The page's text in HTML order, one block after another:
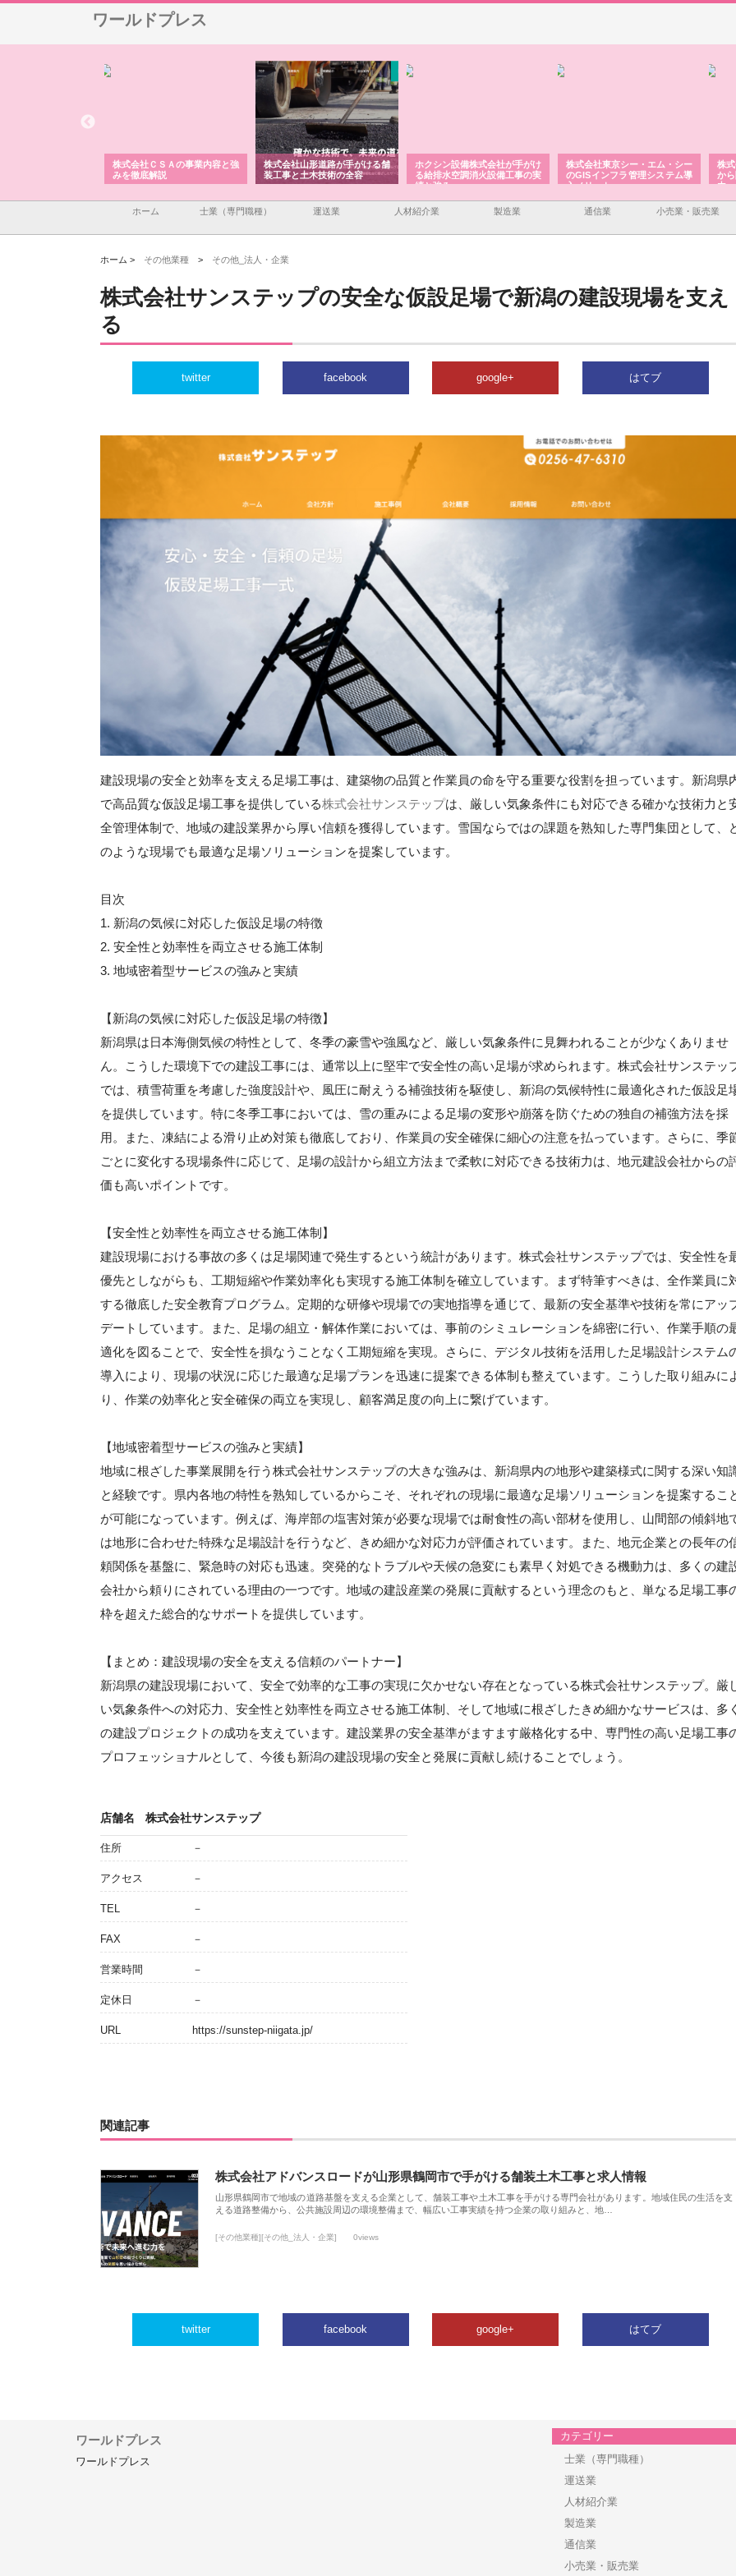
ワールドプレス
株式会社ＣＳＡの事業内容と強
みを徹底解説
株式会社山形道路が手がける舗
装工事と土木技術の全容
ホクシン設備株式会社が手がけ
る給排水空調消火設備工事の実
績と強み
株式会社東京シー・エム・シー
のGISインフラ管理システム導
入メリット
株
か
由
ホーム 士業（専門職種） 運送業 人材紹介業 製造業 通信業 小売業・販売業
ホーム > その他業種 > その他_法人・企業
株式会社サンステップの安全な仮設足場で新潟の建設現場を支え
る
twitter facebook google+ はてブ
建設現場の安全と効率を支える足場工事は、建築物の品質と作業員の命を守る重要な役割を担っています。新潟県
で高品質な仮設足場工事を提供している株式会社サンステップは、厳しい気象条件にも対応できる確かな技術力と
全管理体制で、地域の建設業界から厚い信頼を獲得しています。雪国ならではの課題を熟知した専門集団として、
のような現場でも最適な足場ソリューションを提案しています。
目次
1. 新潟の気候に対応した仮設足場の特徴
2. 安全性と効率性を両立させる施工体制
3. 地域密着型サービスの強みと実績
【新潟の気候に対応した仮設足場の特徴】
新潟県は日本海側気候の特性として、冬季の豪雪や強風など、厳しい気象条件に見舞われることが少なくありませ
ん。こうした環境下での建設工事には、通常以上に堅牢で安全性の高い足場が求められます。株式会社サンステッ
では、積雪荷重を考慮した強度設計や、風圧に耐えうる補強技術を駆使し、新潟の気候特性に最適化された仮設足
を提供しています。特に冬季工事においては、雪の重みによる足場の変形や崩落を防ぐための独自の補強方法を採
用。また、凍結による滑り止め対策も徹底しており、作業員の安全確保に細心の注意を払っています。さらに、季
ごとに変化する現場条件に応じて、足場の設計から組立方法まで柔軟に対応できる技術力は、地元建設会社からの
価も高いポイントです。
【安全性と効率性を両立させる施工体制】
建設現場における事故の多くは足場関連で発生するという統計があります。株式会社サンステップでは、安全性を
優先としながらも、工期短縮や作業効率化も実現する施工体制を確立しています。まず特筆すべきは、全作業員に
する徹底した安全教育プログラム。定期的な研修や現場での実地指導を通じて、最新の安全基準や技術を常にアッ
デートしています。また、足場の組立・解体作業においては、事前のシミュレーションを綿密に行い、作業手順の
適化を図ることで、安全性を損なうことなく工期短縮を実現。さらに、デジタル技術を活用した足場設計システム
導入により、現場の状況に応じた最適な足場プランを迅速に提案できる体制も整えています。こうした取り組みに
り、作業の効率化と安全確保の両立を実現し、顧客満足度の向上に繋げています。
【地域密着型サービスの強みと実績】
地域に根ざした事業展開を行う株式会社サンステップの大きな強みは、新潟県内の地形や建築様式に関する深い知
と経験です。県内各地の特性を熟知しているからこそ、それぞれの現場に最適な足場ソリューションを提案するこ
が可能になっています。例えば、海岸部の塩害対策が必要な現場では耐食性の高い部材を使用し、山間部の傾斜地
は地形に合わせた特殊な足場設計を行うなど、きめ細かな対応力が評価されています。また、地元企業との長年の
頼関係を基盤に、緊急時の対応も迅速。突発的なトラブルや天候の急変にも素早く対処できる機動力は、多くの建
会社から頼りにされている理由の一つです。地域の建設産業の発展に貢献するという理念のもと、単なる足場工事
枠を超えた総合的なサポートを提供しています。
【まとめ：建設現場の安全を支える信頼のパートナー】
新潟県の建設現場において、安全で効率的な工事の実現に欠かせない存在となっている株式会社サンステップ。厳
い気象条件への対応力、安全性と効率性を両立させる施工体制、そして地域に根ざしたきめ細かなサービスは、多く
の建設プロジェクトの成功を支えています。建設業界の安全基準がますます厳格化する中、専門性の高い足場工事
プロフェッショナルとして、今後も新潟の建設現場の安全と発展に貢献し続けることでしょう。
店舗名 株式会社サンステップ
住所 －
アクセス －
TEL －
FAX －
営業時間 －
定休日 －
URL https://sunstep-niigata.jp/
関連記事
株式会社アドバンスロードが山形県鶴岡市で手がける舗装土木工事と求人情報
山形県鶴岡市で地域の道路基盤を支える企業として、舗装工事や土木工事を手がける専門会社があります。地域住民の生活を支
える道路整備から、公共施設周辺の環境整備まで、幅広い工事実績を持つ企業の取り組みと、地…
[その他業種][その他_法人・企業] 0views
twitter facebook google+ はてブ
ワールドプレス
ワールドプレス
カテゴリー
士業（専門職種）
運送業
人材紹介業
製造業
通信業
小売業・販売業